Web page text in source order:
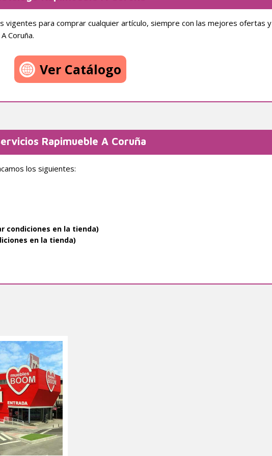
para comprar cualquier artículo, siempre con las mejores ofertas y
Coruña.
Ver Catálogo
Rapimueble A Coruña
los siguientes:
condiciones en la tienda)
en la tienda)